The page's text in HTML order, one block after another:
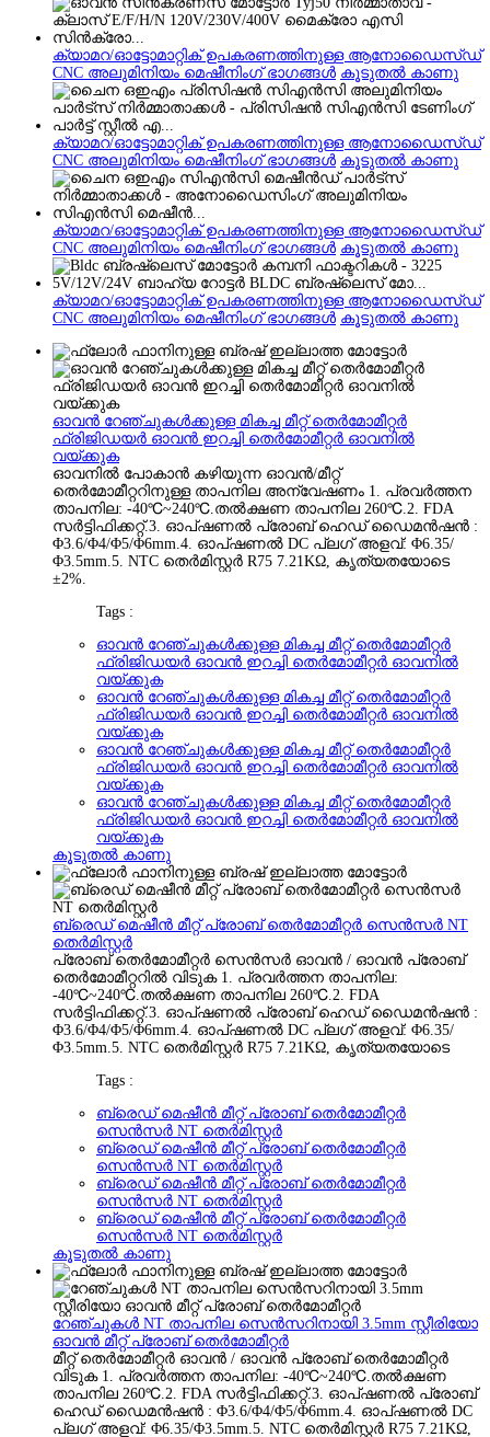
ക്യാമറ/ഓട്ടോമാറ്റിക് ഉപകരണത്തിനുള്ള ആനോഡൈസ്ഡ്
CNC അലുമിനിയം മെഷീനിംഗ് ഭാഗങ്ങൾ കൂടുതൽ കാണു
ക്യാമറ/ഓട്ടോമാറ്റിക് ഉപകരണത്തിനുള്ള ആനോഡൈസ്ഡ്
CNC അലുമിനിയം മെഷീനിംഗ് ഭാഗങ്ങൾ കൂടുതൽ കാണു
ക്യാമറ/ഓട്ടോമാറ്റിക് ഉപകരണത്തിനുള്ള ആനോഡൈസ്ഡ്
CNC അലുമിനിയം മെഷീനിംഗ് ഭാഗങ്ങൾ കൂടുതൽ കാണു
ക്യാമറ/ഓട്ടോമാറ്റിക് ഉപകരണത്തിനുള്ള ആനോഡൈസ്ഡ്
CNC അലുമിനിയം മെഷീനിംഗ് ഭാഗങ്ങൾ കൂടുതൽ കാണു
ഓവൻ റേഞ്ചുകൾക്കുള്ള മികച്ച മീറ്റ് തെർമോമീറ്റർ
ഫ്രിജിഡയർ ഓവൻ ഇറച്ചി തെർമോമീറ്റർ ഓവനിൽ
വയ്ക്കുക
ഓവനിൽ പോകാൻ കഴിയുന്ന ഓവൻ/മീറ്റ്
തെർമോമീറ്ററിനുള്ള താപനില അന്വേഷണം 1. പ്രവർത്തന
താപനില: -40℃~240℃.തൽക്ഷണ താപനില 260℃.2. FDA
സർട്ടിഫിക്കറ്റ്.3. ഓപ്ഷണൽ പ്രോബ് ഹെഡ് ഡൈമൻഷൻ :
Φ3.6/Φ4/Φ5/Φ6mm.4. ഓപ്ഷണൽ DC പ്ലഗ് അളവ്: Φ6.35/
Φ3.5mm.5. NTC തെർമിസ്റ്റർ R75 7.21KΩ, കൃത്യതയോടെ
±2%.
Tags :
ഓവൻ റേഞ്ചുകൾക്കുള്ള മികച്ച മീറ്റ് തെർമോമീറ്റർ
ഫ്രിജിഡയർ ഓവൻ ഇറച്ചി തെർമോമീറ്റർ ഓവനിൽ
വയ്ക്കുക
ഓവൻ റേഞ്ചുകൾക്കുള്ള മികച്ച മീറ്റ് തെർമോമീറ്റർ
ഫ്രിജിഡയർ ഓവൻ ഇറച്ചി തെർമോമീറ്റർ ഓവനിൽ
വയ്ക്കുക
ഓവൻ റേഞ്ചുകൾക്കുള്ള മികച്ച മീറ്റ് തെർമോമീറ്റർ
ഫ്രിജിഡയർ ഓവൻ ഇറച്ചി തെർമോമീറ്റർ ഓവനിൽ
വയ്ക്കുക
ഓവൻ റേഞ്ചുകൾക്കുള്ള മികച്ച മീറ്റ് തെർമോമീറ്റർ
ഫ്രിജിഡയർ ഓവൻ ഇറച്ചി തെർമോമീറ്റർ ഓവനിൽ
വയ്ക്കുക
കൂടുതൽ കാണു
ബ്രെഡ് മെഷീൻ മീറ്റ് പ്രോബ് തെർമോമീറ്റർ സെൻസർ NT
തെർമിസ്റ്റർ
പ്രോബ് തെർമോമീറ്റർ സെൻസർ ഓവൻ / ഓവൻ പ്രോബ്
തെർമോമീറ്ററിൽ വിടുക 1. പ്രവർത്തന താപനില:
-40℃~240℃.തൽക്ഷണ താപനില 260℃.2. FDA
സർട്ടിഫിക്കറ്റ്.3. ഓപ്ഷണൽ പ്രോബ് ഹെഡ് ഡൈമൻഷൻ :
Φ3.6/Φ4/Φ5/Φ6mm.4. ഓപ്ഷണൽ DC പ്ലഗ് അളവ്: Φ6.35/
Φ3.5mm.5. NTC തെർമിസ്റ്റർ R75 7.21KΩ, കൃത്യതയോടെ
Tags :
ബ്രെഡ് മെഷീൻ മീറ്റ് പ്രോബ് തെർമോമീറ്റർ
സെൻസർ NT തെർമിസ്റ്റർ
ബ്രെഡ് മെഷീൻ മീറ്റ് പ്രോബ് തെർമോമീറ്റർ
സെൻസർ NT തെർമിസ്റ്റർ
ബ്രെഡ് മെഷീൻ മീറ്റ് പ്രോബ് തെർമോമീറ്റർ
സെൻസർ NT തെർമിസ്റ്റർ
ബ്രെഡ് മെഷീൻ മീറ്റ് പ്രോബ് തെർമോമീറ്റർ
സെൻസർ NT തെർമിസ്റ്റർ
കൂടുതൽ കാണു
റേഞ്ചുകൾ NT താപനില സെൻസറിനായി 3.5mm സ്റ്റീരിയോ
ഓവൻ മീറ്റ് പ്രോബ് തെർമോമീറ്റർ
മീറ്റ് തെർമോമീറ്റർ ഓവൻ / ഓവൻ പ്രോബ് തെർമോമീറ്റർ
വിടുക 1. പ്രവർത്തന താപനില: -40℃~240℃.തൽക്ഷണ
താപനില 260℃.2. FDA സർട്ടിഫിക്കറ്റ്.3. ഓപ്ഷണൽ പ്രോബ്
ഹെഡ് ഡൈമൻഷൻ : Φ3.6/Φ4/Φ5/Φ6mm.4. ഓപ്ഷണൽ DC
പ്ലഗ് അളവ്: Φ6.35/Φ3.5mm.5. NTC തെർമിസ്റ്റർ R75 7.21KΩ,